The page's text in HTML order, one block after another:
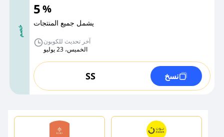
خصم
5%
يشمل جميع المنتجات
آخر تحديث للكوبون
الخميس، 23 يوليو
SS نسخ